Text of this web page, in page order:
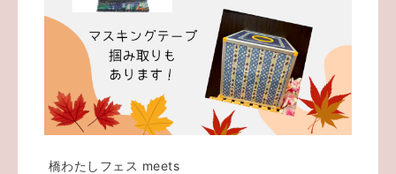
橋わたしフェス meets